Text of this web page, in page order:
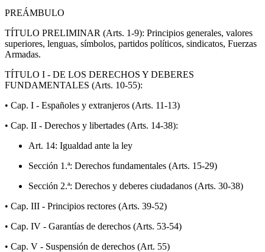
PREÁMBULO
TÍTULO PRELIMINAR (Arts. 1-9): Principios generales, valores
superiores, lenguas, símbolos, partidos políticos, sindicatos, Fuerzas
Armadas.
TÍTULO I - DE LOS DERECHOS Y DEBERES
FUNDAMENTALES (Arts. 10-55):
• Cap. I - Españoles y extranjeros (Arts. 11-13)
• Cap. II - Derechos y libertades (Arts. 14-38):
Art. 14: Igualdad ante la ley
Sección 1.ª: Derechos fundamentales (Arts. 15-29)
Sección 2.ª: Derechos y deberes ciudadanos (Arts. 30-38)
• Cap. III - Principios rectores (Arts. 39-52)
• Cap. IV - Garantías de derechos (Arts. 53-54)
• Cap. V - Suspensión de derechos (Art. 55)